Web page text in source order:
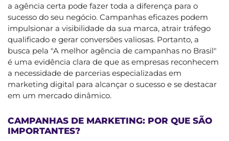
a agência certa pode fazer toda a diferença para o
sucesso do seu negócio. Campanhas eficazes podem
impulsionar a visibilidade da sua marca, atrair tráfego
qualificado e gerar conversões valiosas. Portanto, a
busca pela "A melhor agência de campanhas no Brasil"
é uma evidência clara de que as empresas reconhecem
a necessidade de parcerias especializadas em
marketing digital para alcançar o sucesso e se destacar
em um mercado dinâmico.
CAMPANHAS DE MARKETING: POR QUE SÃO
IMPORTANTES?